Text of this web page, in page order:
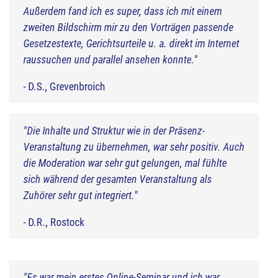
Außerdem fand ich es super, dass ich mit einem
zweiten Bildschirm mir zu den Vorträgen passende
Gesetzestexte, Gerichtsurteile u. a. direkt im Internet
raussuchen und parallel ansehen konnte."
- D.S., Grevenbroich
"Die Inhalte und Struktur wie in der Präsenz-
Veranstaltung zu übernehmen, war sehr positiv. Auch
die Moderation war sehr gut gelungen, mal fühlte
sich während der gesamten Veranstaltung als
Zuhörer sehr gut integriert."
- D.R., Rostock